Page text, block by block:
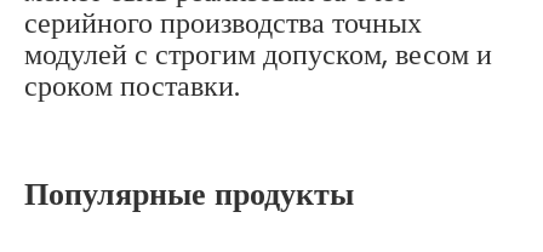
серийного производства точных
модулей с строгим допуском, весом и
сроком поставки.
Популярные продукты